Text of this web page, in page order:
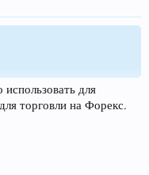
для
торговли на Форекс.